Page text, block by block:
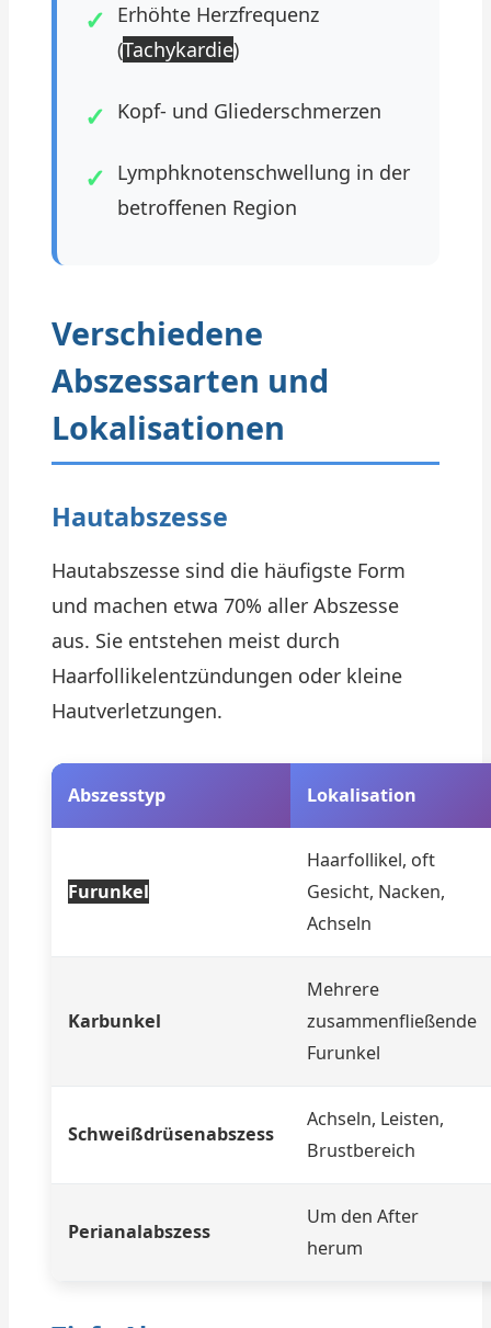
Erhöhte Herzfrequenz
(Tachykardie)
Kopf- und Gliederschmerzen
Lymphknotenschwellung in der
betroffenen Region
Verschiedene
Abszessarten und
Lokalisationen
Hautabszesse
Hautabszesse sind die häufigste Form
und machen etwa 70% aller Abszesse
aus. Sie entstehen meist durch
Haarfollikelentzündungen oder kleine
Hautverletzungen.
Abszesstyp Lokalisation
Furunkel
Haarfollikel, oft
Gesicht, Nacken,
Achseln
Karbunkel
Mehrere
zusammenfließende
Furunkel
Schweißdrüsenabszess
Achseln, Leisten,
Brustbereich
Perianalabszess
Um den After
herum